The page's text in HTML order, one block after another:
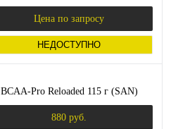
Цена по запросу
НЕДОСТУПНО
BCAA-Pro Reloaded 115 г (SAN)
880 руб.